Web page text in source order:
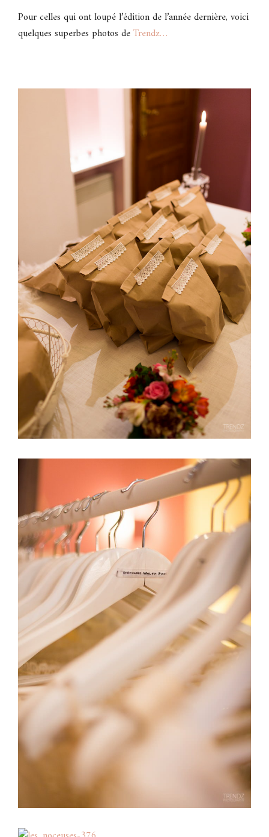
Pour celles qui ont loupé l’édition de l’année dernière, voici
quelques superbes photos deTrendz…